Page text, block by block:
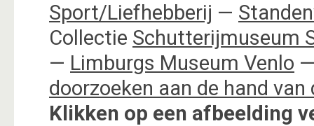
Sport/Liefhebberij —
Collectie Schutterijmuseum
— Limburgs Museum Venlo
doorzoeken aan de hand van
Klikken op een afbeelding